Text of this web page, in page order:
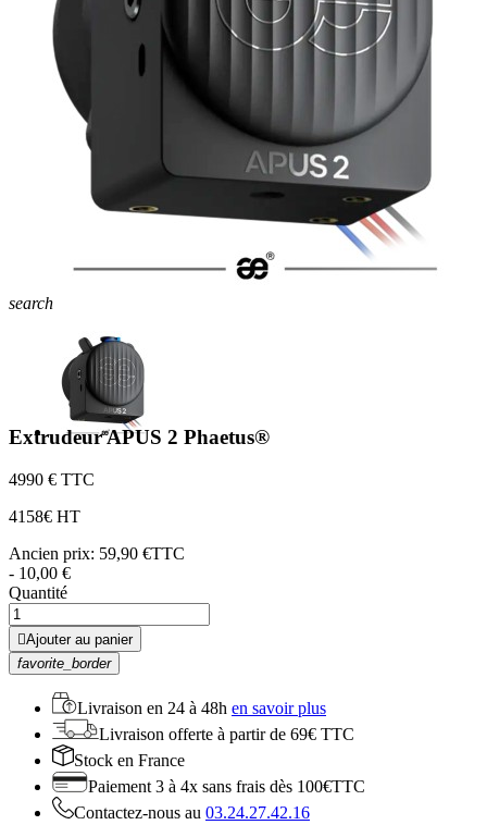
search
Extrudeur APUS 2 Phaetus®
4990 € TTC
41 58€ HT
Ancien prix: 59,90 €TTC
- 10,00 €
Quantité
Ajouter au panier
favorite_border
Livraison en 24 à 48h en savoir plus
Livraison offerte à partir de 69€ TTC
Stock en France
Paiement 3 à 4x sans frais dès 100€TTC
Contactez-nous au 03.24.27.42.16